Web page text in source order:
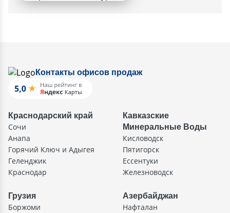
Контакты офисов продаж
Краснодарский край
Сочи
Анапа
Горячий Ключ и Адыгея
Геленджик
Краснодар
Кавказские
Минеральные Воды
Кисловодск
Пятигорск
Ессентуки
Железноводск
Грузия
Боржоми
Азербайджан
Нафталан